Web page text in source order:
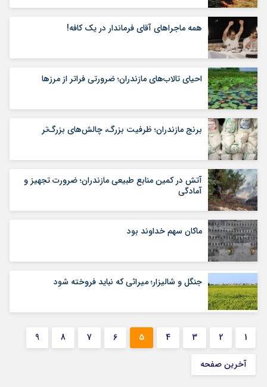
همه ماجراهای آقای فرماندار در یک کافه!
احیای تالاب‌های مازندران؛ ضرورتی فراتر از مرزها
برنج مازندران؛ ظرفیت بزرگ، چالش‌های بزرگ‌تر
آتش در کمین منابع طبیعی مازندران؛ ضرورت تجهیز و
آمادگی
ماکان سهم خداوند بود
جنگل و شالیزار؛ میراثی که نباید فروخته شود
1
2
3
4
5
6
7
8
9
آخرین صفحه